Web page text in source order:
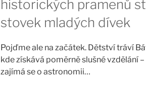
historických pramenů
stovek mladých dívek
Pojďme ale na začátek. Dětství tráví
kde získává poměrně slušné vzdělání
zajímá se o astronomii…